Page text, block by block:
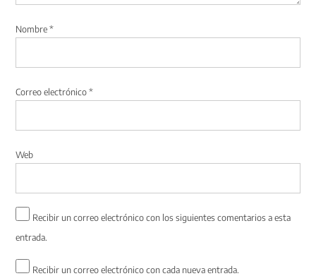
Nombre*
Correo electrónico*
Web
Recibir un correo electrónico con los siguientes comentarios a esta
entrada.
Recibir un correo electrónico con cada nueva entrada.